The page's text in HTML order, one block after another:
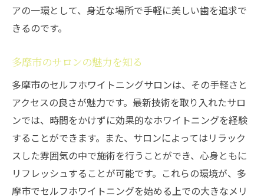
アの一環として、身近な場所で手軽に美しい歯を追求で
きるのです。
多摩市のサロンの魅力を知る
多摩市のセルフホワイトニングサロンは、その手軽さと
アクセスの良さが魅力です。最新技術を取り入れたサロ
ンでは、時間をかけずに効果的なホワイトニングを経験
することができます。また、サロンによってはリラック
スした雰囲気の中で施術を行うことができ、心身ともに
リフレッシュすることが可能です。これらの環境が、多
摩市でセルフホワイトニングを始める上での大きなメリ